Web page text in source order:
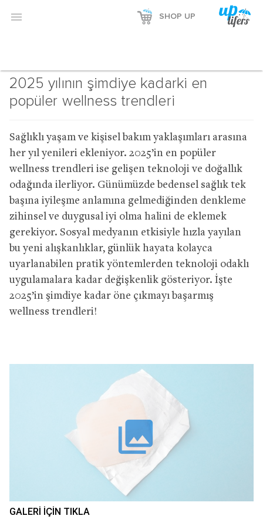
 SHOP UP
2025 yılının şimdiye kadarki en
popüler wellness trendleri
Sağlıklı yaşam ve kişisel bakım yaklaşımları arasına
her yıl yenileri ekleniyor. 2025’in en popüler
wellness trendleri ise gelişen teknoloji ve doğallık
odağında ilerliyor. Günümüzde bedensel sağlık tek
başına iyileşme anlamına gelmediğinden denkleme
zihinsel ve duygusal iyi olma halini de eklemek
gerekiyor. Sosyal medyanın etkisiyle hızla yayılan
bu yeni alışkanlıklar, günlük hayata kolayca
uyarlanabilen pratik yöntemlerden teknoloji odaklı
uygulamalara kadar değişkenlik gösteriyor. İşte
2025’in şimdiye kadar öne çıkmayı başarmış
wellness trendleri!
collections
GALERI IÇIN TIKLA